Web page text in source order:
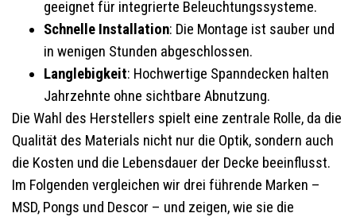
geeignet für integrierte Beleuchtungssysteme.
Schnelle Installation: Die Montage ist sauber und
in wenigen Stunden abgeschlossen.
Langlebigkeit: Hochwertige Spanndecken halten
Jahrzehnte ohne sichtbare Abnutzung.
Die Wahl des Herstellers spielt eine zentrale Rolle, da die
Qualität des Materials nicht nur die Optik, sondern auch
die Kosten und die Lebensdauer der Decke beeinflusst.
Im Folgenden vergleichen wir drei führende Marken –
MSD, Pongs und Descor – und zeigen, wie sie die